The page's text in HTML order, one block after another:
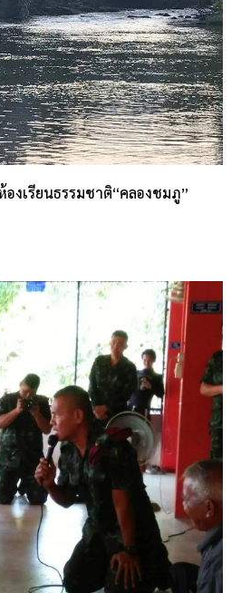
งเรียนธรรมชาติ“คลองชมภู”